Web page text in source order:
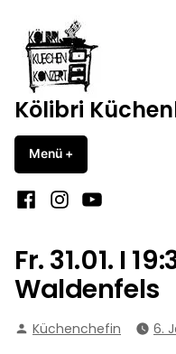
Inhalt
springen
Kölibri
Menü +
Facebook
Instagram
YouTube
Fr. 31.01. I
Waldenfels
Verfasst
Küchenchefin 6.